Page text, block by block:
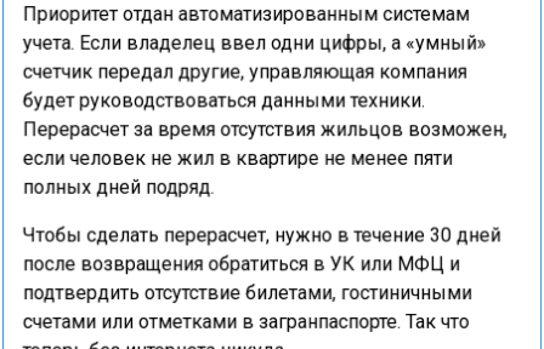
Приоритет отдан автоматизированным системам
учета. Если владелец ввел одни цифры, а «умный»
счетчик передал другие, управляющая компания
будет руководствоваться данными техники.
Перерасчет за время отсутствия жильцов возможен,
если человек не жил в квартире не менее пяти
полных дней подряд.
Чтобы сделать перерасчет, нужно в течение 30 дней
после возвращения обратиться в УК или МФЦ и
подтвердить отсутствие билетами, гостиничными
счетами или отметками в загранпаспорте. Так что